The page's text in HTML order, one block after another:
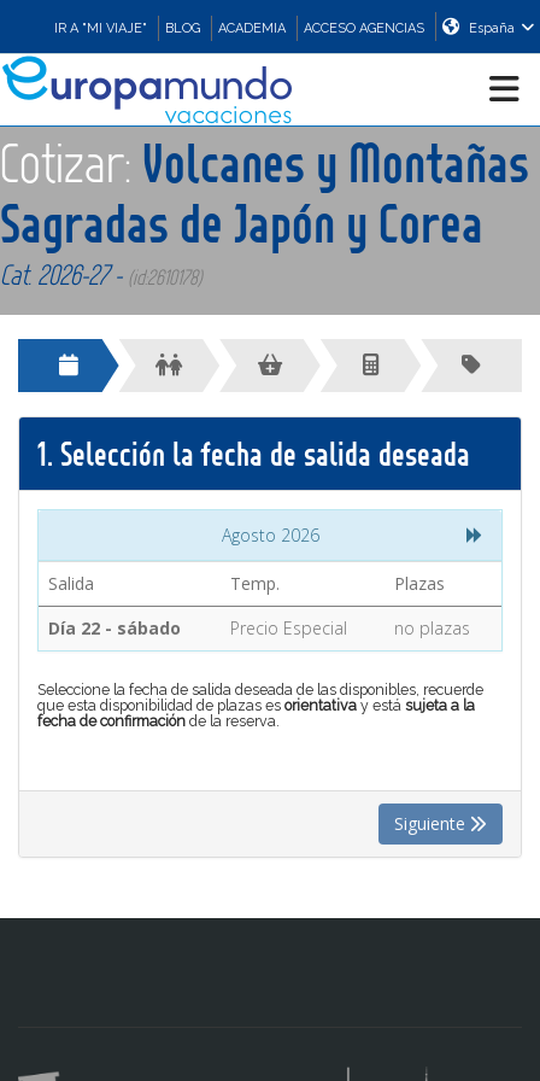
IR A "MI VIAJE" BLOG ACADEMIA ACCESO AGENCIAS España
CRUCEROS
EUROPA
PROMOCIONES
COMPRAR
CONTACTO
Cotizar: Volcanes y Montañas
Sagradas de Japón y Corea
Cat. 2026-27 - (id:2610178)
1. Selección la fecha de salida deseada
Agosto 2026
Salida Temp.
Plazas
Día 22 - sábado
Precio Especial no plazas
Seleccione la fecha de salida deseada de las disponibles, recuerde
que esta disponibilidad de plazas es orientativa y está sujeta a la
fecha de confirmación de la reserva.
Siguiente